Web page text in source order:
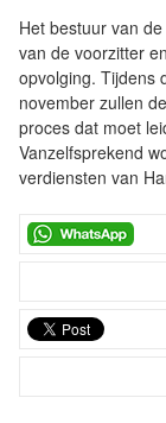
Het bestuur van
van de voorzitter
opvolging. Tijdens
november zullen
proces dat moet
Vanzelfsprekend
verdiensten van